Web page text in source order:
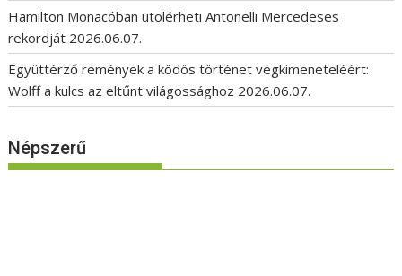
Hamilton Monacóban utolérheti Antonelli Mercedeses
rekordját 2026.06.07.
Együttérző remények a ködös történet végkimeneteléért:
Wolff a kulcs az eltűnt világossághoz 2026.06.07.
Népszerű